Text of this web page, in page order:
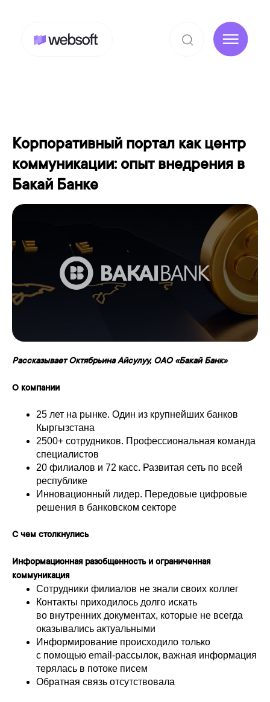
Корпоративный портал как центр
коммуникации: опыт внедрения в
Бакай Банке
Рассказывает Октябрьина Айсулуу, ОАО «Бакай Банк»
О компании
25 лет на рынке. Один из крупнейших банков
Кыргызстана
2500+ сотрудников. Профессиональная команда
специалистов
20 филиалов и 72 касс. Развитая сеть по всей
республике
Инновационный лидер. Передовые цифровые
решения в банковском секторе
С чем столкнулись
Информационная разобщенность и ограниченная
коммуникация
Сотрудники филиалов не знали своих коллег
Контакты приходилось долго искать
во внутренних документах, которые не всегда
оказывались актуальными
Информирование происходило только
с помощью еmail-рассылок, важная информация
терялась в потоке писем
Обратная связь отсутствовала